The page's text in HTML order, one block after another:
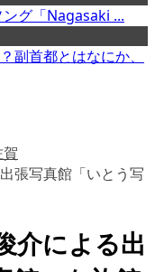
グ「Nagasaki ...
副首都とはなにか、
張写真館「いとう写
介による出